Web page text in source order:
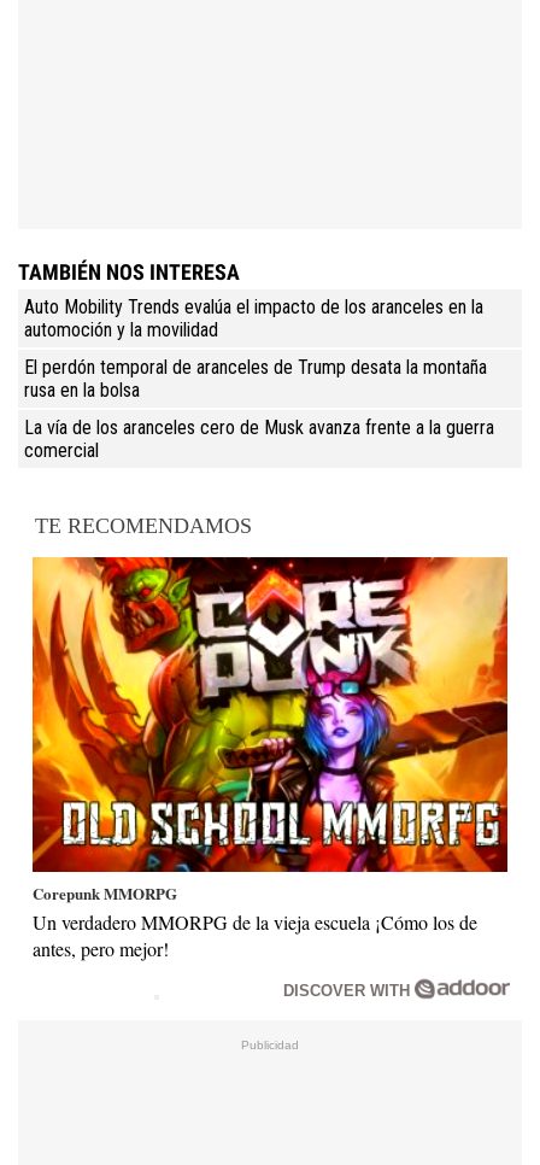
TAMBIÉN NOS INTERESA
Auto Mobility Trends evalúa el impacto de los aranceles en la
automoción y la movilidad
El perdón temporal de aranceles de Trump desata la montaña
rusa en la bolsa
La vía de los aranceles cero de Musk avanza frente a la guerra
comercial
TE RECOMENDAMOS
Corepunk MMORPG
Un verdadero MMORPG de la vieja escuela ¡Cómo los de
antes, pero mejor!
DISCOVER WITH